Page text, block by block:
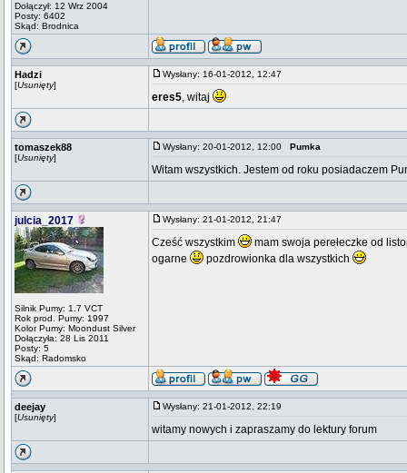
Dołączył: 12 Wrz 2004
Posty: 6402
Skąd: Brodnica
Hadzi
[Usunięty]
Wysłany: 16-01-2012, 12:47
eres5, witaj
tomaszek88
[Usunięty]
Wysłany: 20-01-2012, 12:00 Pumka
Witam wszystkich. Jestem od roku posiadaczem
julcia_2017
Silnik Pumy: 1.7 VCT
Rok prod. Pumy: 1997
Kolor Pumy: Moondust Silver
Dołączyła: 28 Lis 2011
Posty: 5
Skąd: Radomsko
Wysłany: 21-01-2012, 21:47
Cześć wszystkim
mam swoja perełeczke od
ogarne
pozdrowionka dla wszystkich
deejay
[Usunięty]
Wysłany: 21-01-2012, 22:19
witamy nowych i zapraszamy do lektury forum